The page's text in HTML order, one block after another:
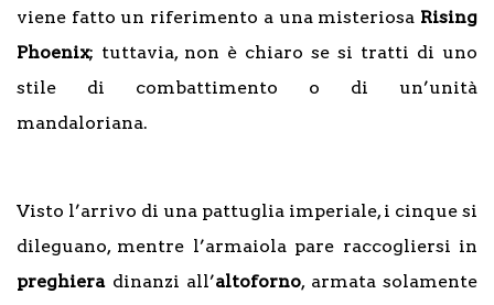
viene fatto un riferimento a una misteriosa Rising
Phoenix; tuttavia, non è chiaro se si tratti di uno
stile di combattimento o di un’unità
mandaloriana.
Visto l’arrivo di una pattuglia imperiale, i cinque si
dileguano, mentre l’armaiola pare raccogliersi in
preghieradinanzi all’altoforno, armata solamente